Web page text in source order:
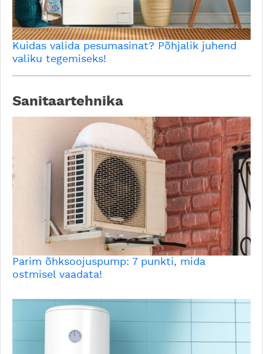
Kuidas valida pesumasinat? Põhjalik juhend
valiku tegemiseks!
Sanitaartehnika
Parim õhksoojuspump: 7 punkti, mida
ostmisel vaadata!